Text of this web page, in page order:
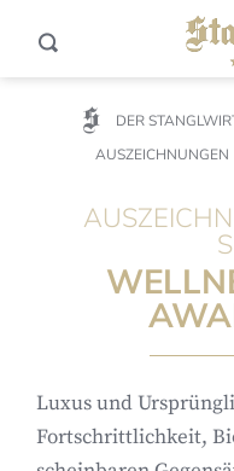
DER
AUSZEICHNUNGEN
Luxus und
Fortschrittlichkeit,